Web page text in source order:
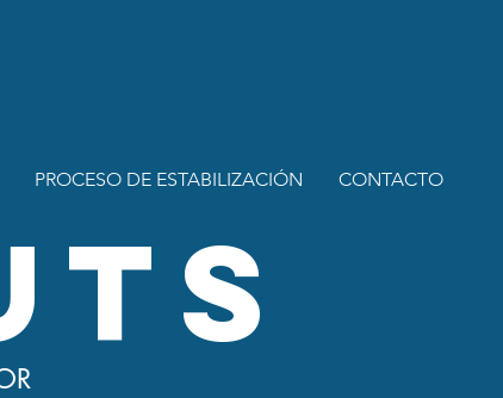
PROCESO DE ESTABILIZACIÓN CONTACTO